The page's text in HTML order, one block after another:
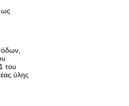
του
ύλης